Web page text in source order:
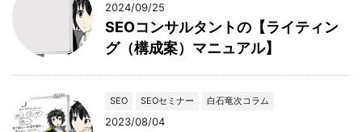
2024/09/25
SEOコンサルタントの【ライティン
グ（構成案）マニュアル】
SEO SEOセミナー 白石竜次コラム
2023/08/04